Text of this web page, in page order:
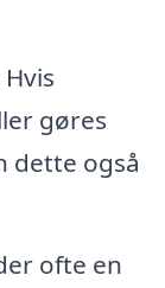
gøres
dette også
ofte en